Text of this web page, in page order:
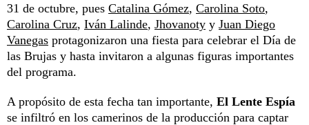
31 de octubre, pues Catalina Gómez, Carolina Soto,
Carolina Cruz, Iván Lalinde, Jhovanoty y Juan Diego
Vanegas protagonizaron una fiesta para celebrar el Día de
las Brujas y hasta invitaron a algunas figuras importantes
del programa.
A propósito de esta fecha tan importante, El Lente Espía
se infiltró en los camerinos de la producción para captar